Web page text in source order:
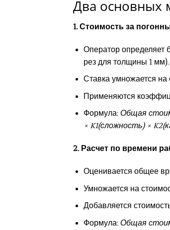
Два основных
1. Стоимость за
Оператор определяет
рез для толщины 1 мм).
Ставка умножается
Применяются
Формула: Общая
× K1(сложность) ×
2. Расчет по времени
Оценивается общее
Умножается на
Добавляется
Формула: Общая